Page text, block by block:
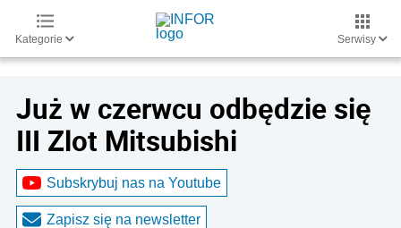
Kategorie Serwisy
Już w czerwcu odbędzie się
III Zlot Mitsubishi
Subskrybuj nas na Youtube
Zapisz się na newsletter